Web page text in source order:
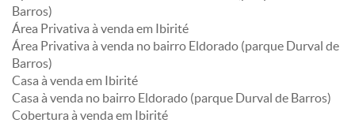
Barros)
Área Privativa à venda em Ibirité
Área Privativa à venda no bairro Eldorado (parque Durval de
Barros)
Casa à venda em Ibirité
Casa à venda no bairro Eldorado (parque Durval de Barros)
Cobertura à venda em Ibirité